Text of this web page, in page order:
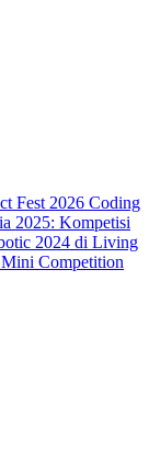
Fest 2026 Coding
2025: Kompetisi
2024 di Living
Mini Competition